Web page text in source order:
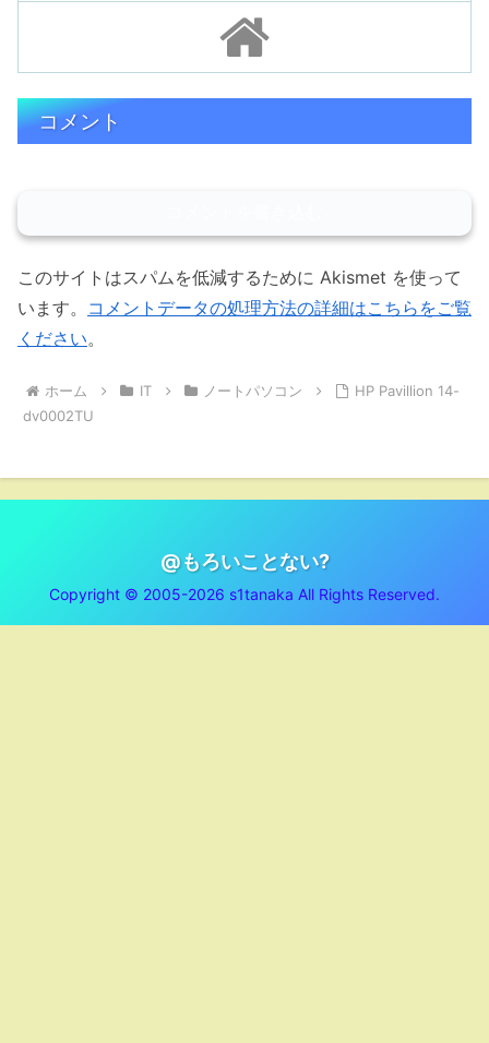
コメント
このサイトはスパムを低減するために Akismet を使って
います。 コメントデータの処理方法の詳細はこちらをご覧
ください。
ホーム IT ノートパソコン
HP Pavillion 14-
dv0002TU
@もろいことない?
Copyright © 2005-2026 s1tanaka All Rights Reserved.